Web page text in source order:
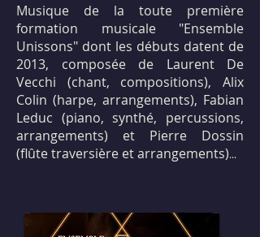
Musique de la toute première
formation musicale "Ensemble
Unissons" dont les débuts datent de
2013, composée de Laurent De
Vecchi (chant, compositions), Alix
Colin (harpe, arrangements), Fabian
Leduc (piano, synthé, percussions,
arrangements) et Pierre Dossin
(flûte traversière et arrangements)...